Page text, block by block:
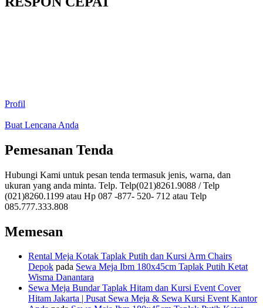
Profil
Buat Lencana Anda
Pemesanan Tenda
Hubungi Kami untuk pesan tenda termasuk jenis, warna, dan
ukuran yang anda minta. Telp. Telp(021)8261.9088 / Telp
(021)8260.1199 atau Hp 087 -877- 520- 712 atau Telp
085.777.333.808
Memesan
Rental Meja Kotak Taplak Putih dan Kursi Arm Chairs
Depok pada Sewa Meja Ibm 180x45cm Taplak Putih Ketat
Wisma Danantara
Sewa Meja Bundar Taplak Hitam dan Kursi Event Cover
Hitam Jakarta | Pusat Sewa Meja & Sewa Kursi Event Kantor